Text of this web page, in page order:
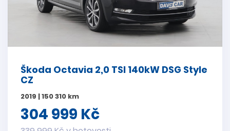
Škoda Octavia 2,0 TSI 140kW DSG Style
CZ
2019 | 150 310 km
304 999 Kč